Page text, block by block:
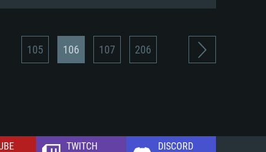
105 106 107 206
TWITCH DISCORD